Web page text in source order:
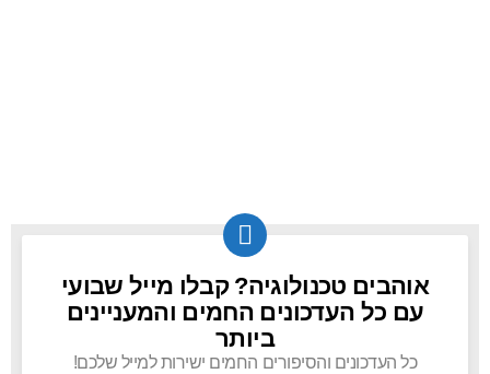
NEWSLETTER
אוהבים טכנולוגיה? קבלו מייל שבועי
עם כל העדכונים החמים והמעניינים
ביותר
כל העדכונים והסיפורים החמים ישירות למייל שלכם!